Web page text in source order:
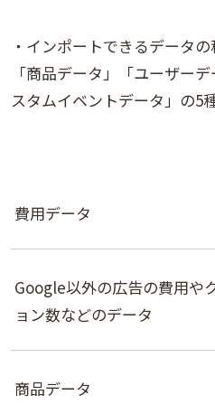
・インポートできるデータの
「商品データ」「ユーザー
スタムイベントデータ」の5
費用データ
Google以外の広告の費用や
ョン数などのデータ
商品データ